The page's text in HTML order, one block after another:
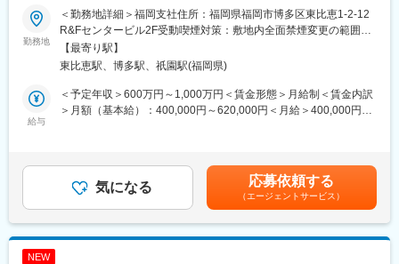
■業務の魅力
・公共領域のDXに貢献出来る
多くの地域で少子化・高齢化が進み、また地域が抱える課題は複
雑化しています。一方で行政職員の数は人手不足の中、デジタル
の力で行政業務を変えていくことにより日本の社会課題を解決す
ることを目指します。
・地元に密着した営業活動が出来る・UターンIターン就業が可能
・BtoGセールスの経験を幅広く積むことが出来る
公共向け（BtoG）セールスについて、リード発掘から既存案件の
フォロー・アップセルクロスセル提案まで幅広い経験を積むこと
要件定義～運用におけるプロジェクトマネジメントを主導し、複
数プロジェクトの計画から実行、監視、終結までを一貫して管理
また、組織をリードし、チームメンバーの育成、評価、モチベー
ション管理を通じて、既存チームの生産性向上とエンゲージメン
ト強化に貢献いただきます。
■職務詳細
・顧客や社内外ステークホルダーとの円滑な関係構築と調整
・システム開発ライフサイクル全般における各工程の統括
・複雑化するIT課題への対応と開発プロセスの継続的改善
勤務地
＜勤務地詳細＞福岡支社住所：福岡県福岡市博多区東比恵1-2-12
R&Fセンタービル2F受動喫煙対策：敷地内全面禁煙変更の範囲：
会社の定める事業所（リモートワーク含む）
【最寄り駅】
東比恵駅、博多駅、祇園駅(福岡県)
給与
＜予定年収＞600万円～1,000万円＜賃金形態＞月給制＜賃金内訳
＞月額（基本給）：400,000円～620,000円＜月給＞400,000円～
であり、選考を通じて上下する可能性があります。月給(月額)は固
定手当を含めた表記です。
気になる 応募依頼する
（エージェントサービス）
NEW